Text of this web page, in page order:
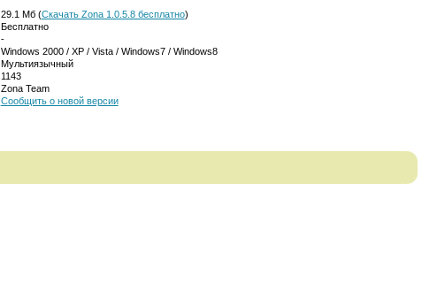
29.1 Мб (Скачать Zona 1.0.5.8 бесплатно)
Бесплатно
-
Windows 2000 / XP / Vista / Windows7 / Windows8
Мультиязычный
1143
Zona Team
Сообщить о новой версии